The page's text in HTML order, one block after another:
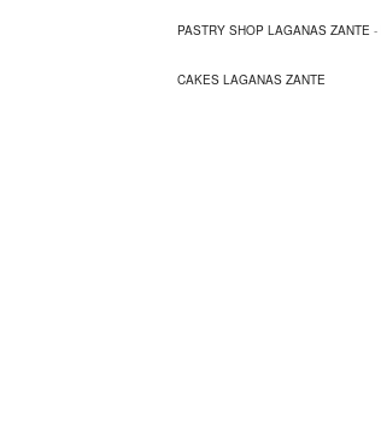
PASTRY SHOP LAGANAS ZANTE -
CAKES LAGANAS ZANTE